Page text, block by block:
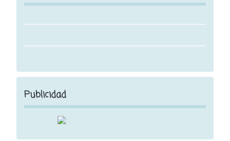
Publicidad